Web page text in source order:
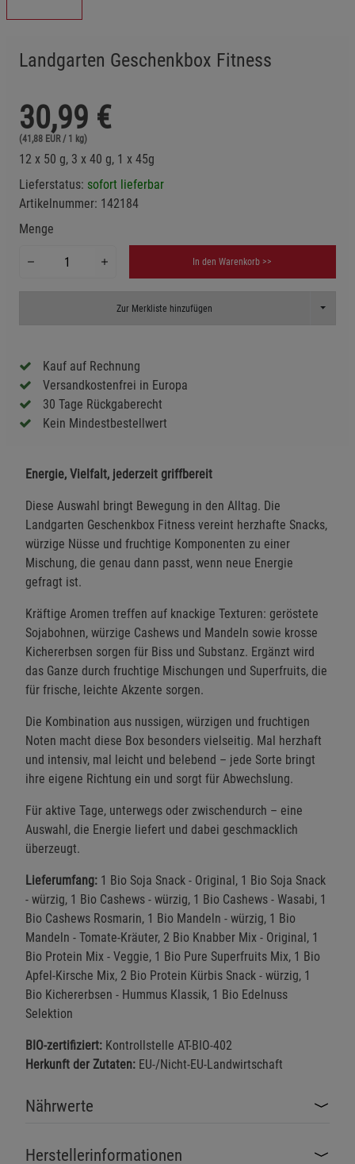
Landgarten Geschenkbox Fitness
30,99 €
(41,88 EUR / 1 kg)
12 x 50 g, 3 x 40 g, 1 x 45g
Lieferstatus: sofort lieferbar
Artikelnummer: 142184
Menge
In den Warenkorb >>
Zur Merkliste hinzufügen Toggle
Kauf auf Rechnung
Versandkostenfrei in Europa
30 Tage Rückgaberecht
Kein Mindestbestellwert
Energie, Vielfalt, jederzeit griffbereit
Diese Auswahl bringt Bewegung in den Alltag. Die
Landgarten Geschenkbox Fitness vereint herzhafte Snacks,
würzige Nüsse und fruchtige Komponenten zu einer
Mischung, die genau dann passt, wenn neue Energie
gefragt ist.
Kräftige Aromen treffen auf knackige Texturen: geröstete
Sojabohnen, würzige Cashews und Mandeln sowie krosse
Kichererbsen sorgen für Biss und Substanz. Ergänzt wird
das Ganze durch fruchtige Mischungen und Superfruits, die
für frische, leichte Akzente sorgen.
Die Kombination aus nussigen, würzigen und fruchtigen
Noten macht diese Box besonders vielseitig. Mal herzhaft
und intensiv, mal leicht und belebend – jede Sorte bringt
ihre eigene Richtung ein und sorgt für Abwechslung.
Für aktive Tage, unterwegs oder zwischendurch – eine
Auswahl, die Energie liefert und dabei geschmacklich
überzeugt.
Lieferumfang: 1 Bio Soja Snack - Original, 1 Bio Soja Snack
- würzig, 1 Bio Cashews - würzig, 1 Bio Cashews - Wasabi, 1
Bio Cashews Rosmarin, 1 Bio Mandeln - würzig, 1 Bio
Mandeln - Tomate-Kräuter, 2 Bio Knabber Mix - Original, 1
Bio Protein Mix - Veggie, 1 Bio Pure Superfruits Mix, 1 Bio
Apfel-Kirsche Mix, 2 Bio Protein Kürbis Snack - würzig, 1
Bio Kichererbsen - Hummus Klassik, 1 Bio Edelnuss
Selektion
BIO-zertifiziert: Kontrollstelle AT-BIO-402
Herkunft der Zutaten: EU-/Nicht-EU-Landwirtschaft
Nährwerte
Herstellerinformationen